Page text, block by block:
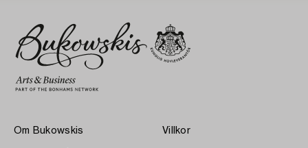
Om Bukowskis Villkor